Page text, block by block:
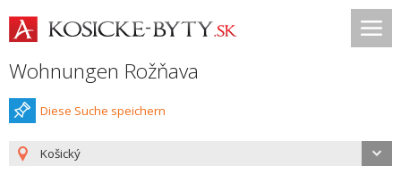
Wohnungen Rožňava
Diese Suche speichern
Košický